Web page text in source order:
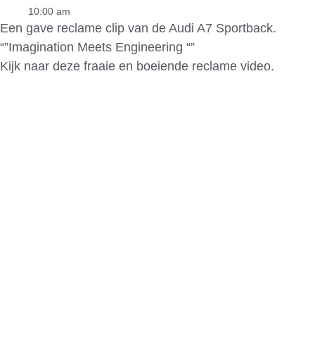
10:00 am
Een gave reclame clip van de Audi A7 Sportback.
“”Imagination Meets Engineering “”
Kijk naar deze fraaie en boeiende reclame video.